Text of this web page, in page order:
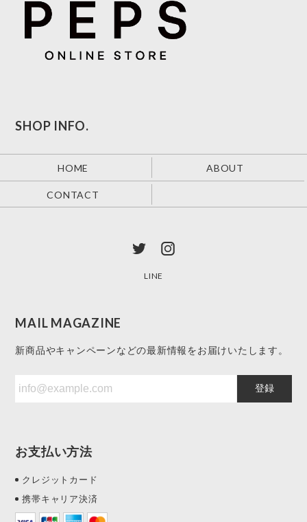
SHOP INFO.
HOME ABOUT
CONTACT
LINE
MAIL MAGAZINE
新商品やキャンペーンなどの最新情報をお届けいたします。
登録
お支払い方法
クレジットカード
携帯キャリア決済